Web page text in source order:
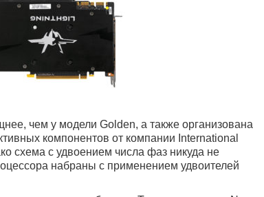
чем у модели Golden, а также организована
компонентов от компании International
схема с удвоением числа фаз никуда не
набраны с применением удвоителей